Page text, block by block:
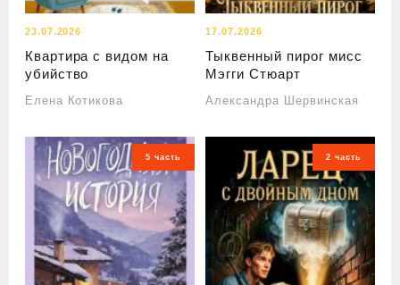
23.07.2026
Квартира с видом на
убийство
Елена Котикова
17.07.2026
Тыквенный пирог мисс
Мэгги Стюарт
Александра Шервинская
5 часть 2 часть